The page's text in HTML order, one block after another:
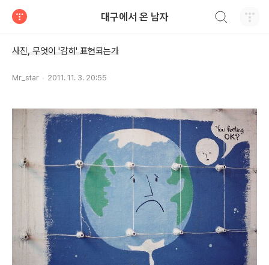
대구에서 온 남자
사진, 무엇이 '감히' 표현되는가
Mr_star 2011. 11. 3. 20:55